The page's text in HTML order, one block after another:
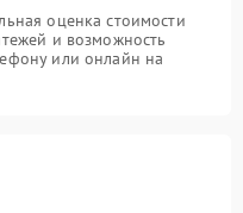
оценка стоимости
и возможность
или онлайн на